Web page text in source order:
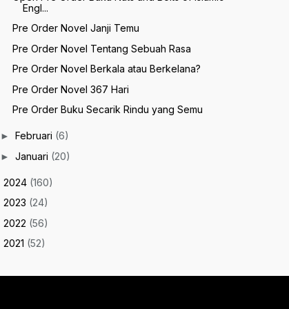
Engl...
Pre Order Novel Janji Temu
Pre Order Novel Tentang Sebuah Rasa
Pre Order Novel Berkala atau Berkelana?
Pre Order Novel 367 Hari
Pre Order Buku Secarik Rindu yang Semu
► Februari (6)
► Januari (20)
2024 (160)
2023 (24)
2022 (56)
2021 (52)